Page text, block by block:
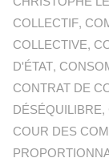
COLLECTIF,
COLLECTIVE,
D'ÉTAT,
CONTRAT DE
DÉSÉQUILIBRE,
COUR DES